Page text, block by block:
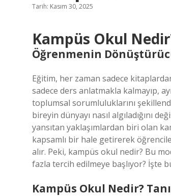
Tarih: Kasım 30, 2025
Kampüs Okul
Öğrenmenin
Eğitim, her zaman sadece
sadece ders anlatmakla kalmayıp,
toplumsal sorumluluklarını
bireyin dünyayı nasıl algıladığını
yansıtan yaklaşımlardan biri olan
kapsamlı bir hale getirerek
alır. Peki, kampüs okul nedir? Bu
fazla tercih edilmeye başlıyor? İşte
Kampüs Okul Nedir?